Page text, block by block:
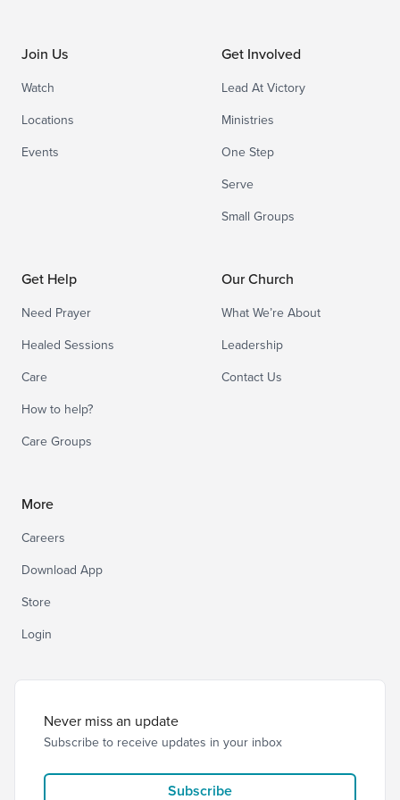
Join Us
Watch
Locations
Events
Get Involved
Lead At Victory
Ministries
One Step
Serve
Small Groups
Get Help
Need Prayer
Healed Sessions
Care
How to help?
Care Groups
Our Church
What We’re About
Leadership
Contact Us
More
Careers
Download App
Store
Login
Never miss an update
Subscribe to receive updates in your inbox
Subscribe